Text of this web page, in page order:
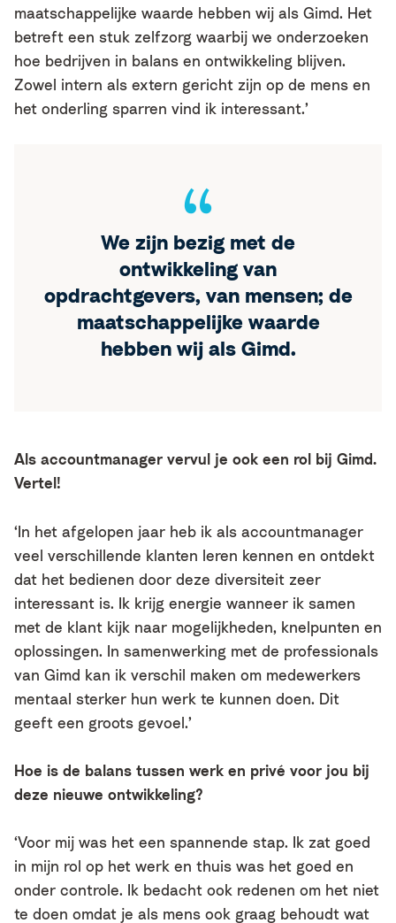
maatschappelijke waarde hebben wij als Gimd. Het
betreft een stuk zelfzorg waarbij we onderzoeken
hoe bedrijven in balans en ontwikkeling blijven.
Zowel intern als extern gericht zijn op de mens en
het onderling sparren vind ik interessant.’
We zijn bezig met de
ontwikkeling van
opdrachtgevers, van mensen; de
maatschappelijke waarde
hebben wij als Gimd.
Als accountmanager vervul je ook een rol bij Gimd.
Vertel!
‘In het afgelopen jaar heb ik als accountmanager
veel verschillende klanten leren kennen en ontdekt
dat het bedienen door deze diversiteit zeer
interessant is. Ik krijg energie wanneer ik samen
met de klant kijk naar mogelijkheden, knelpunten en
oplossingen. In samenwerking met de professionals
van Gimd kan ik verschil maken om medewerkers
mentaal sterker hun werk te kunnen doen. Dit
geeft een groots gevoel.’
Hoe is de balans tussen werk en privé voor jou bij
deze nieuwe ontwikkeling?
‘Voor mij was het een spannende stap. Ik zat goed
in mijn rol op het werk en thuis was het goed en
onder controle. Ik bedacht ook redenen om het niet
te doen omdat je als mens ook graag behoudt wat